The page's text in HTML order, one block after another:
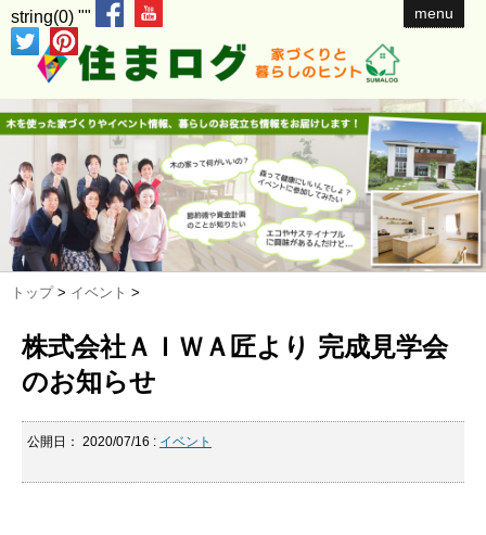
string(0) "" menu
トップ > イベント >
株式会社ＡＩＷＡ匠より 完成見学会
のお知らせ
公開日： 2020/07/16 : イベント